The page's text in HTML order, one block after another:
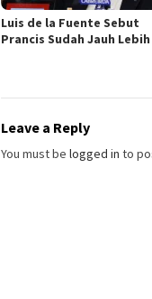
Luis de la Fuente Sebut
Prancis Sudah Jauh
Leave a Reply
You must be logged in to